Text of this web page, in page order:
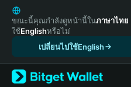
English
日本語
Tiếng Việt
Español (Latinoamérica)
Türkçe
ขณะนี้คุณกำลังดูหน้านี้ในภาษาไทย
ใช้Englishหรือไม่
เปลี่ยนไปใช้English